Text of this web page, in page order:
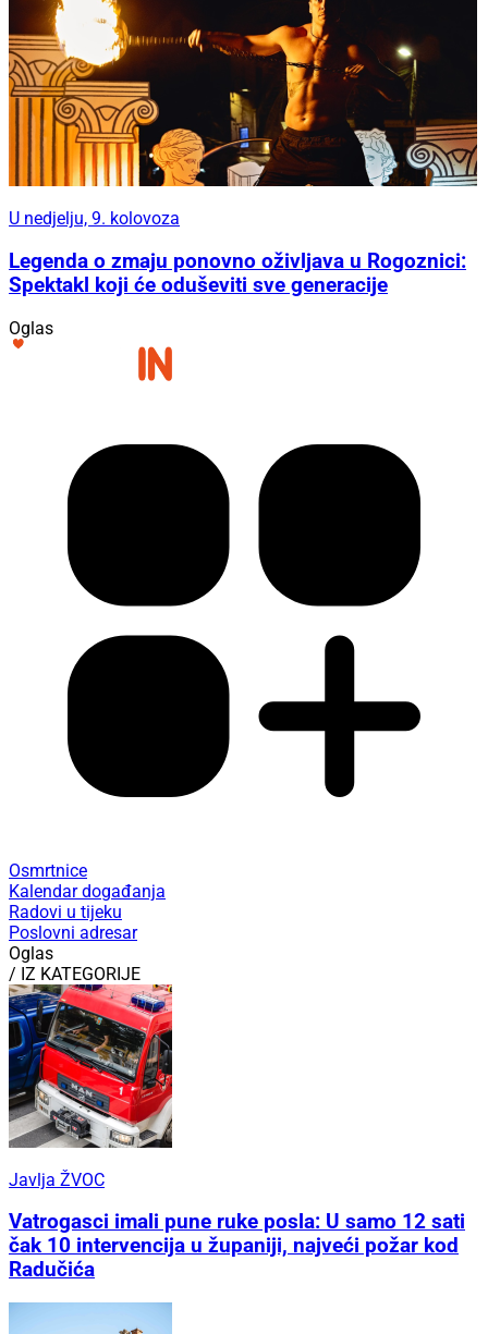
U nedjelju, 9. kolovoza
Legenda o zmaju ponovno oživljava u Rogoznici:
Spektakl koji će oduševiti sve generacije
Oglas
Osmrtnice
Kalendar događanja
Radovi u tijeku
Poslovni adresar
Oglas
/ IZ KATEGORIJE
Javlja ŽVOC
Vatrogasci imali pune ruke posla: U samo 12 sati
čak 10 intervencija u županiji, najveći požar kod
Radučića